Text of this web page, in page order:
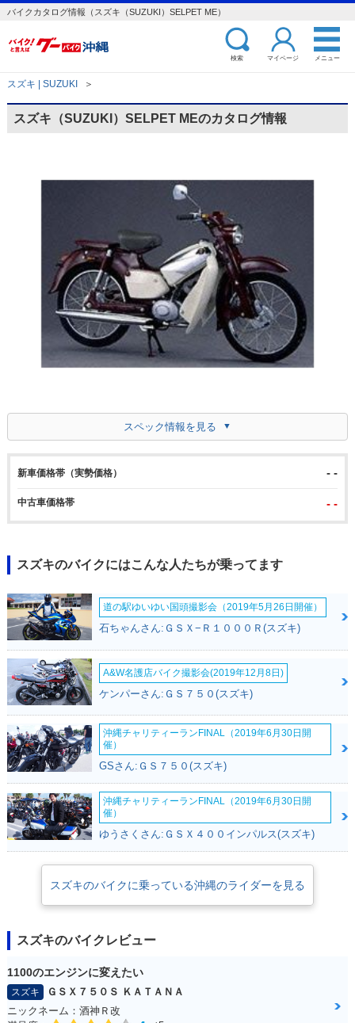
バイクカタログ情報（スズキ（SUZUKI）SELPET ME）
検索 マイページ メニュー
スズキ | SUZUKI ＞
スズキ（SUZUKI）SELPET MEのカタログ情報
スペック情報を見る
新車価格帯（実勢価格） - -
中古車価格帯 - -
スズキのバイクにはこんな人たちが乗ってます
道の駅ゆいゆい国頭撮影会（2019年5月26日開催）
石ちゃんさん:ＧＳＸ−Ｒ１０００Ｒ(スズキ)
A&W名護店バイク撮影会(2019年12月8日)
ケンパーさん:ＧＳ７５０(スズキ)
沖縄チャリティーランFINAL（2019年6月30日開
催）
GSさん:ＧＳ７５０(スズキ)
沖縄チャリティーランFINAL（2019年6月30日開
催）
ゆうさくさん:ＧＳＸ４００インパルス(スズキ)
スズキのバイクに乗っている沖縄のライダーを見る
スズキのバイクレビュー
1100のエンジンに変えたい
スズキ
ＧＳＸ７５０Ｓ ＫＡＴＡＮＡ
ニックネーム：酒神Ｒ改